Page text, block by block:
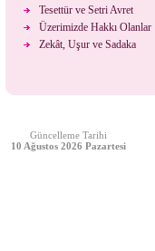
Tesettür ve Setri Avret
Üzerimizde Hakkı Olanlar
Zekât, Uşur ve Sadaka
Güncelleme Tarihi
10 Ağustos 2026 Pazartesi